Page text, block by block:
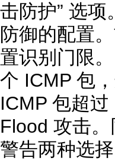
击防护” 选
防御的配置
置识别门限
个 ICMP 包
ICMP 包超
Flood 攻击
警告两种选